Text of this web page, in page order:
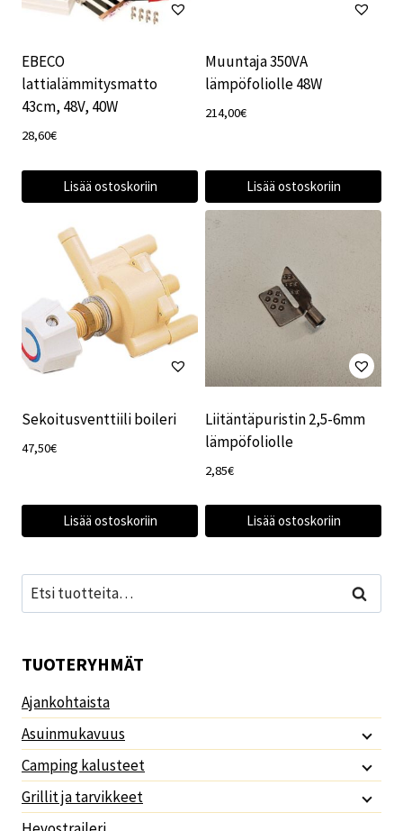
EBECO
lattialämmitysmatto
43cm, 48V, 40W
28,60€
Lisää ostoskoriin
Muuntaja 350VA
lämpöfoliolle 48W
214,00€
Lisää ostoskoriin
Sekoitusventtiili boileri
47,50€
Lisää ostoskoriin
Liitäntäpuristin 2,5-6mm
lämpöfoliolle
2,85€
Lisää ostoskoriin
Etsi: Haku
TUOTERYHMÄT
Ajankohtaista
Asuinmukavuus
Camping kalusteet
Grillit ja tarvikkeet